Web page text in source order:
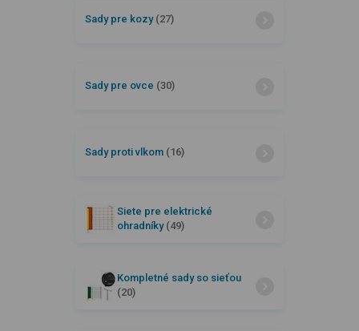
Sady pre kozy (27)
Sady pre ovce (30)
Sady proti vlkom (16)
Siete pre elektrické
ohradníky (49)
Kompletné sady so sieťou
(20)